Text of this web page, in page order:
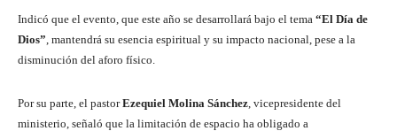
Indicó que el evento, que este año se desarrollará bajo el tema “El Día de
Dios” , mantendrá su esencia espiritual y su impacto nacional, pese a la
disminución del aforo físico.
Por su parte, el pastorEzequiel Molina Sánchez , vicepresidente del
ministerio, señaló que la limitación de espacio ha obligado a